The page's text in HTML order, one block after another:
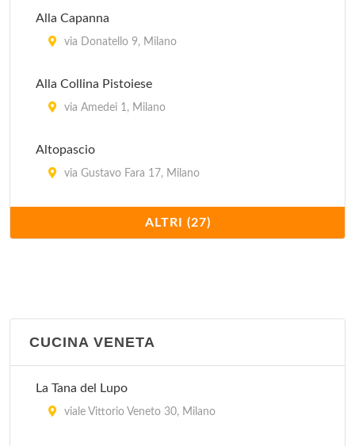
Alla Capanna
via Donatello 9, Milano
Alla Collina Pistoiese
via Amedei 1, Milano
Altopascio
via Gustavo Fara 17, Milano
Antica Pizzera Fiorentina
viale Bligny 41, Milano
Cavallini
Coco Pazzo
ALTRI (27)
CUCINA VENETA
La Tana del Lupo
viale Vittorio Veneto 30, Milano